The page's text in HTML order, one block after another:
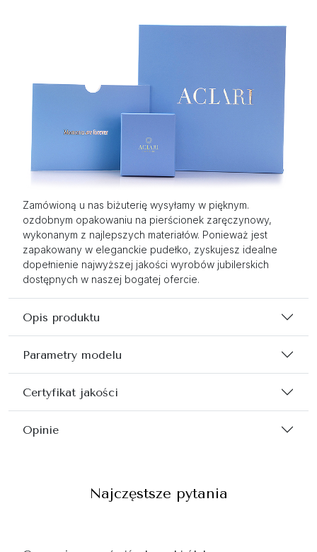
Zamówioną u nas biżuterię wysyłamy w pięknym.
ozdobnym opakowaniu na pierścionek zaręczynowy,
wykonanym z najlepszych materiałów. Ponieważ jest
zapakowany w eleganckie pudełko, zyskujesz idealne
dopełnienie najwyższej jakości wyrobów jubilerskich
dostępnych w naszej bogatej ofercie.
Opis produktu
Parametry modelu
Certyfikat jakości
Opinie
Najczęstsze pytania